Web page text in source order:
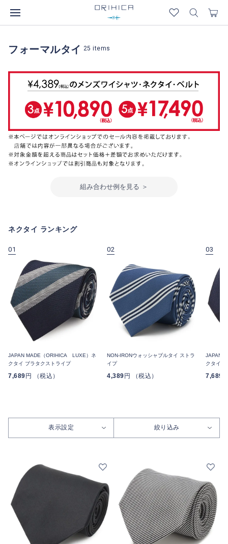
フォーマルタイ 25 items
組み合わせ例を見る ＞
ネクタイ ランキング
01
JAPAN MADE（ORIHICA LUXE）ネ
クタイ ブラタクストライプ
7,689円 （税込）
02
NON-IRONウォッシャブルタイ ストラ
イプ
4,389円 （税込）
03
JAPAN
クタイ
7,689
表示設定 絞り込み